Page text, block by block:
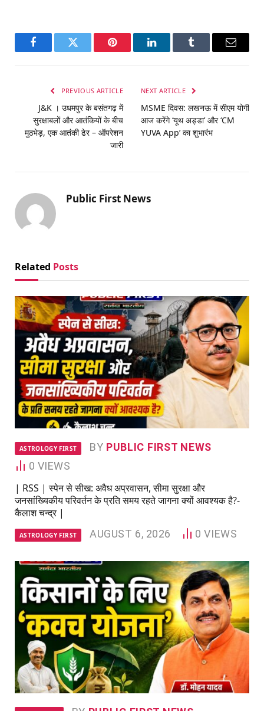
FacebookTwitter Pinterest LinkedInTumblr Email
PREVIOUS ARTICLE
J&K । उधमपुर के बसंतगढ़ में
सुरक्षाबलों और आतंकियों के बीच
मुठभेड़, एक आतंकी ढेर – ऑपरेशन
जारी
NEXT ARTICLE
MSME दिवस: लखनऊ में सीएम योगी
आज करेंगे ‘यूथ अड्डा’ और ‘CM
YUVA App’ का शुभारंभ
Public First News
Related Posts
ASTROLOGY FIRST BY PUBLIC FIRST NEWS
0 VIEWS
| RSS | स्पेन से सीख: अवैध अप्रवासन, सीमा सुरक्षा और
जनसांख्यिकीय परिवर्तन के प्रति समय रहते जागना क्यों आवश्यक है?-
कैलाश चन्द्र |
ASTROLOGY FIRST AUGUST 6, 2026 0VIEWS